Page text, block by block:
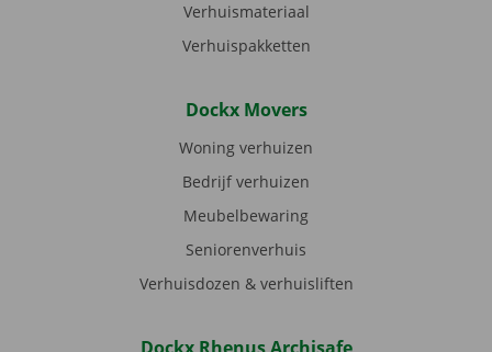
Verhuismateriaal
Verhuispakketten
Dockx Movers
Woning verhuizen
Bedrijf verhuizen
Meubelbewaring
Seniorenverhuis
Verhuisdozen & verhuisliften